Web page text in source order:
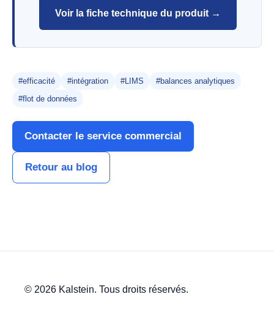
Voir la fiche technique du produit →
#efficacité #intégration #LIMS
#balances analytiques
#flot de données
Contacter le service commercial
Retour au blog
© 2026 Kalstein. Tous droits réservés.